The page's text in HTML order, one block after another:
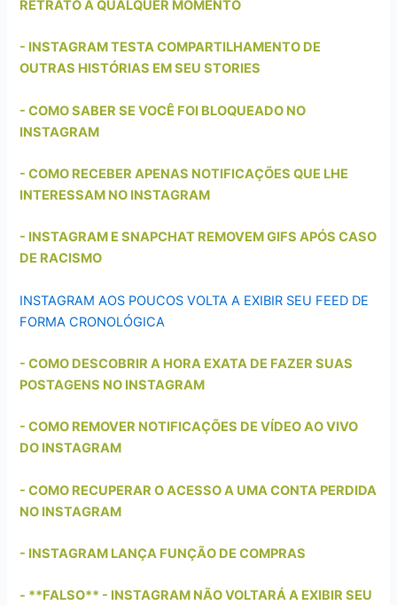
RETRATO A QUALQUER MOMENTO
- INSTAGRAM TESTA COMPARTILHAMENTO DE
OUTRAS HISTÓRIAS EM SEU STORIES
- COMO SABER SE VOCÊ FOI BLOQUEADO NO
INSTAGRAM
- COMO RECEBER APENAS NOTIFICAÇÕES QUE LHE
INTERESSAM NO INSTAGRAM
- INSTAGRAM E SNAPCHAT REMOVEM GIFS APÓS CASO
DE RACISMO
INSTAGRAM AOS POUCOS VOLTA A EXIBIR SEU FEED DE
FORMA CRONOLÓGICA
- COMO DESCOBRIR A HORA EXATA DE FAZER SUAS
POSTAGENS NO INSTAGRAM
- COMO REMOVER NOTIFICAÇÕES DE VÍDEO AO VIVO
DO INSTAGRAM
- COMO RECUPERAR O ACESSO A UMA CONTA PERDIDA
NO INSTAGRAM
- INSTAGRAM LANÇA FUNÇÃO DE COMPRAS
- **FALSO** - INSTAGRAM NÃO VOLTARÁ A EXIBIR SEU